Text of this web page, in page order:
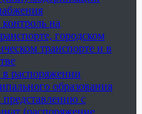
на
городском
транспорте и в
распоряжении
образования
с
(распоряжение